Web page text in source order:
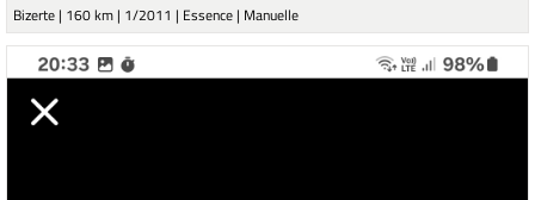
Bizerte | 160 km | 1/2011 | Essence | Manuelle